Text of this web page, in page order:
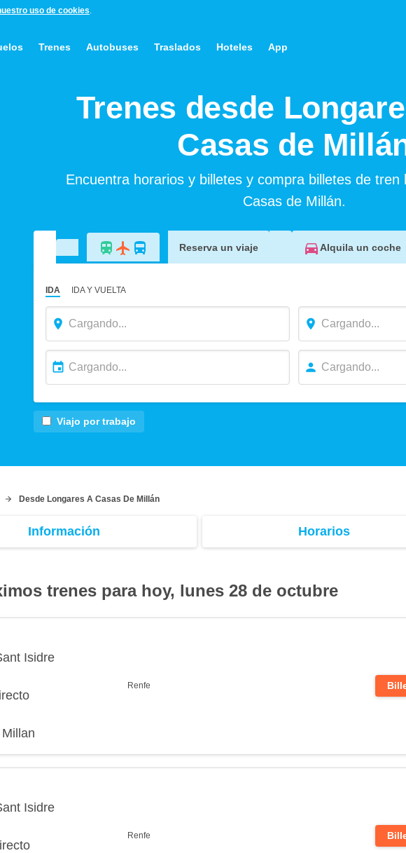
uso de cookies.
Trenes Autobuses Traslados Hoteles App
Trenes desde
Casas de
Encuentra horarios y billetes y compra billetes de tren
Casas de Millán.
Reserva un viaje Alquila un coche
IDA IDA Y VUELTA
Viajo por trabajo
Desde Longares A Casas De Millán
Información Horarios
trenes para hoy, lunes 28 de octubre
Isidre
Renfe
Isidre
Renfe